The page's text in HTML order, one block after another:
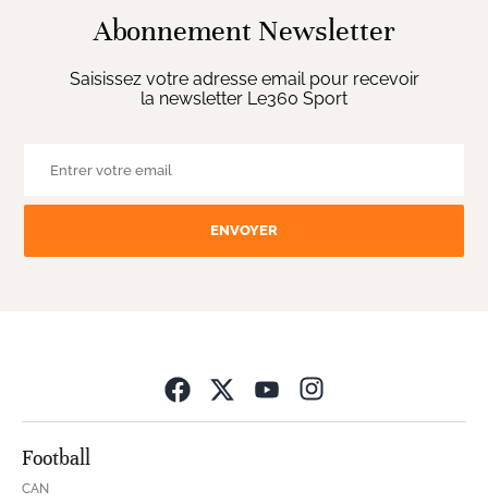
Abonnement Newsletter
Saisissez votre adresse email pour recevoir
la newsletter Le360 Sport
ENVOYER
Football
CAN